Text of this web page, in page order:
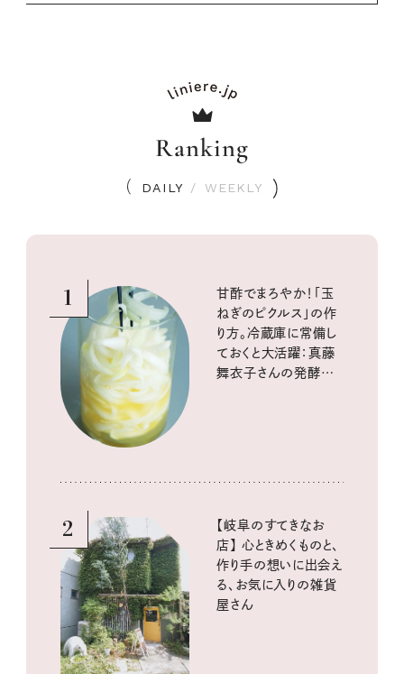
Ranking
DAILY / WEEKLY
1
甘酢でまろやか！「玉
ねぎのピクルス」の作
り方。冷蔵庫に常備し
ておくと大活躍：真藤
舞衣子さんの発酵と
2
【岐阜のすてきなお
店】 心ときめくものと、
作り手の想いに出会え
る、お気に入りの雑貨
屋さん